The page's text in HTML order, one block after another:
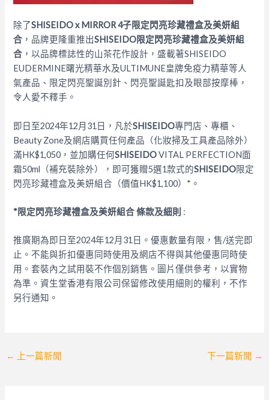
除了SHISEIDOx MIRROR 4子限定閃亮珍藏禮盒及美妍組
合 ，品牌更隆重推出SHISEIDO限定閃亮珍藏禮盒及美妍組
合 ，以品牌標誌性的山茶花作設計，盛載著SHISEIDO
EUDERMINE曙光精華水及ULTIMUNE皇牌免疫力精華等人
氣產品、限定閃亮聖誕別針、閃亮聖誕匙扣及眼部按摩棒，
令人愛不釋手。
即日至2024年12月31日，凡於SHISEIDO專門店、專櫃、
Beauty Zone及網店購買任何產品（化妝掃及工具產品除外）
滿HK$1,050，並加購任何SHISEIDOVITAL PERFECTION面
霜50ml（補充裝除外），即可獲贈5選1款式的SHISEIDO限定
閃亮珍藏禮盒及美妍組合（價值HK$1,100）*。
*限定閃亮珍藏禮盒及美妍組合 條款及細則 :
推廣期為即日至2024年12月31日。優惠數量有限，售/送完即
止。不能與折扣優惠同時使用及網店不得與其他優惠同時使
用。套裝內之試用裝不作個別銷售。圖片僅供參考，以實物
為準。資生堂香港有限公司保留修改使用細則的權利，不作
另行通知。
Post
← 上一篇新聞 下一篇新聞 →